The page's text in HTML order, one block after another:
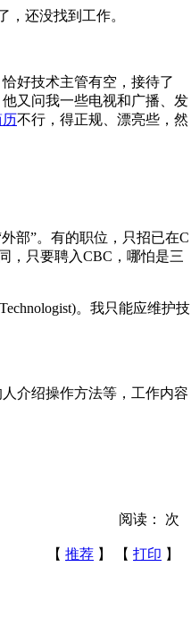
还没找到工作。
好技术主管有空，接待了
又问我一些电视和广播、发
历不行，得正规、漂亮些，然
部”。有的职位，只招已在C
，只要聘入CBC，哪怕是三
。我只能应维护技
介绍操作方法等，工作内容
阅读： 次
【 推荐 】 【 打印 】